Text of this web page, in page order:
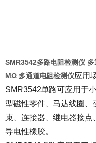
SMR3542多路电阻检测仪
MΩ 多通道电阻检测仪应用
SMR3542单路可应用于
型磁性零件、马达线圈、
束、连接器、继电器接点
导电性橡胶。